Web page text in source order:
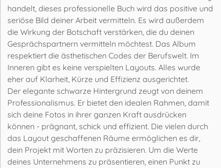
handelt, dieses professionelle Buch wird das positive und
seriöse Bild deiner Arbeit vermitteln. Es wird außerdem
die Wirkung der Botschaft verstärken, die du deinen
Gesprächspartnern vermitteln möchtest. Das Album
respektiert die ästhetischen Codes der Berufswelt. Im
Inneren gibt es keine verspielten Layouts. Alles wurde
eher auf Klarheit, Kürze und Effizienz ausgerichtet.
Der elegante schwarze Hintergrund zeugt von deinem
Professionalismus. Er bietet den idealen Rahmen, damit
sich deine Fotos in ihrer ganzen Kraft ausdrücken
können - prägnant, schick und effizient. Die vielen durch
das Layout geschaffenen Räume ermöglichen es dir,
dein Projekt mit Worten zu präzisieren. Um die Werte
deines Unternehmens zu präsentieren, einen Punkt zu